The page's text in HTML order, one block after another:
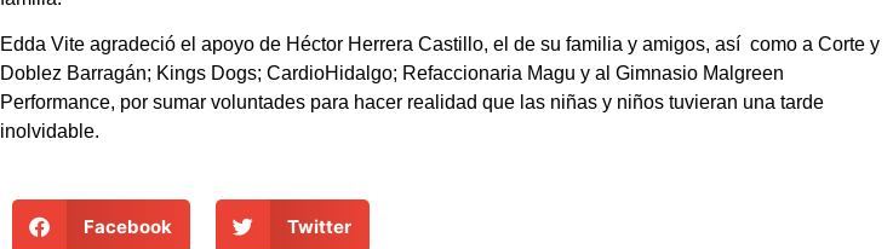
Edda Vite agradeció el apoyo de Héctor Herrera Castillo, el de su familia y amigos, así como a Corte y
Doblez Barragán; Kings Dogs; CardioHidalgo; Refaccionaria Magu y al Gimnasio Malgreen
Performance, por sumar voluntades para hacer realidad que las niñas y niños tuvieran una tarde
inolvidable.
Facebook Twitter